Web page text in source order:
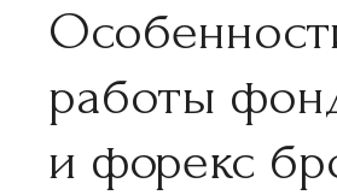
работы
и форекс